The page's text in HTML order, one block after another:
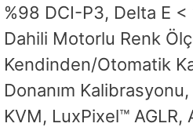
%98 DCI-P3, Delta E
Dahili Motorlu Renk
Kendinden/Otomatik
Donanım
KVM, LuxPixel™ AGLR,